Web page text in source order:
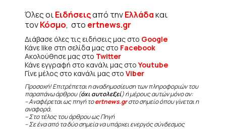
Όλες οιΕιδήσειςαπό τηνΕλλάδακαι
τονΚόσμο, στο ertnews.gr
Διάβασε όλες τις ειδήσεις μας στο Google
Κάνε like στη σελίδα μας στο Facebook
Ακολούθησε μας στο Twitter
Κάνε εγγραφή στο κανάλι μας στοYoutube
Γίνε μέλος στο κανάλι μας στο Viber
Προσοχή! Επιτρέπεται η αναδημοσίευση των πληροφοριών του
παραπάνω άρθρου (όχι αυτολεξεί) ή μέρους αυτών μόνο αν:
– Αναφέρεται ως πηγή τοertnews.grστο σημείο όπου γίνεται η
αναφορά.
– Στο τέλος του άρθρου ως Πηγή
– Σε ένα από τα δύο σημεία να υπάρχει ενεργός σύνδεσμος